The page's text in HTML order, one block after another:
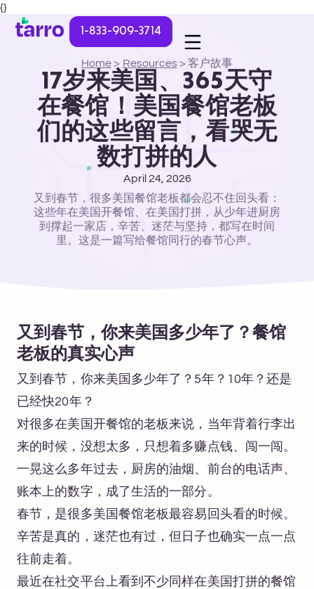
{}
1-833-909-3714
Home > Resources > 客户故事
17岁来美国、365天守
在餐馆！美国餐馆老板
们的这些留言，看哭无
数打拼的人
April 24, 2026
又到春节，很多美国餐馆老板都会忍不住回头看：
这些年在美国开餐馆、在美国打拼，从少年进厨房
到撑起一家店，辛苦、迷茫与坚持，都写在时间
里。这是一篇写给餐馆同行的春节心声。
又到春节，你来美国多少年了？餐馆
老板的真实心声
又到春节，你来美国多少年了？5年？10年？还是
已经快20年？
对很多在美国开餐馆的老板来说，当年背着行李出
来的时候，没想太多，只想着多赚点钱、闯一闯。
一晃这么多年过去，厨房的油烟、前台的电话声、
账本上的数字，成了生活的一部分。
春节，是很多美国餐馆老板最容易回头看的时候。
辛苦是真的，迷茫也有过，但日子也确实一点一点
往前走着。
最近在社交平台上看到不少同样在美国打拼的餐馆